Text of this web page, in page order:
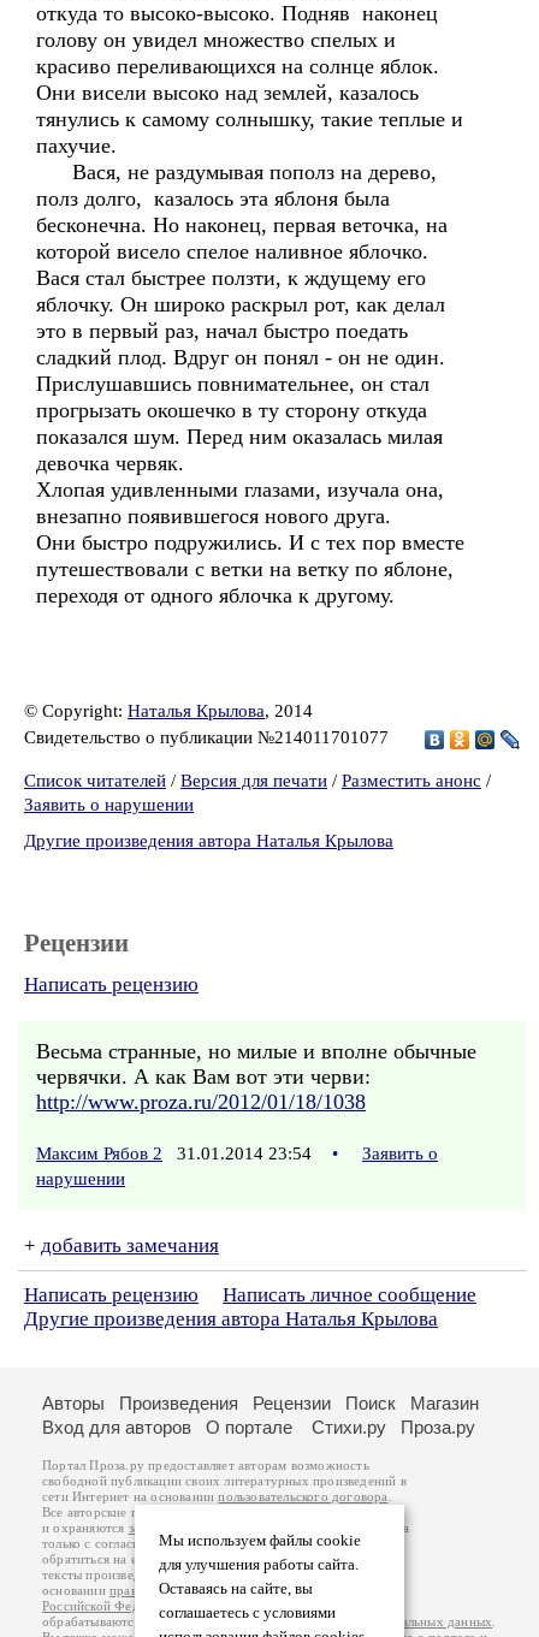
откуда то высоко-высоко. Подняв наконец
голову он увидел множество спелых и
красиво переливающихся на солнце яблок.
Они висели высоко над землей, казалось
тянулись к самому солнышку, такие теплые и
пахучие.
Вася, не раздумывая пополз на дерево,
полз долго, казалось эта яблоня была
бесконечна. Но наконец, первая веточка, на
которой висело спелое наливное яблочко.
Вася стал быстрее ползти, к ждущему его
яблочку. Он широко раскрыл рот, как делал
это в первый раз, начал быстро поедать
сладкий плод. Вдруг он понял - он не один.
Прислушавшись повнимательнее, он стал
прогрызать окошечко в ту сторону откуда
показался шум. Перед ним оказалась милая
девочка червяк.
Хлопая удивленными глазами, изучала она,
внезапно появившегося нового друга.
Они быстро подружились. И с тех пор вместе
путешествовали с ветки на ветку по яблоне,
переходя от одного яблочка к другому.
© Copyright: Наталья Крылова, 2014
Свидетельство о публикации №214011701077
Список читателей / Версия для печати / Разместить анонс /
Заявить о нарушении
Другие произведения автора Наталья Крылова
Рецензии
Написать рецензию
Весьма странные, но милые и вполне обычные
червячки. А как Вам вот эти черви:
http://www.proza.ru/2012/01/18/1038
Максим Рябов 2 31.01.2014 23:54 •
Заявить о
нарушении
+ добавить замечания
Написать рецензию
Написать личное сообщение
Другие произведения автора Наталья Крылова
Мы используем файлы cookie
для улучшения работы сайта.
Оставаясь на сайте, вы
соглашаетесь с условиями
Авторы Произведения Рецензии Поиск
Магазин
Вход для авторов
О портале Стихи.ру Проза.ру
Портал Проза.ру предоставляет авторам возможность
свободной публикации своих литературных произведений в
сети Интернет на основаниипользовательского договора
Все авторские права на произведения принадлежат авторам
и охраняются законом
. Перепечатка произведений возможна
только с согласия его автора, к которому вы можете
обратиться на его авторской странице. Ответственность за
тексты произведений авторы несут самостоятельно на
основанииправил публикацииизаконодательства
Российской Федерации
обрабатываются на основанииПолитики обработки персональных данных